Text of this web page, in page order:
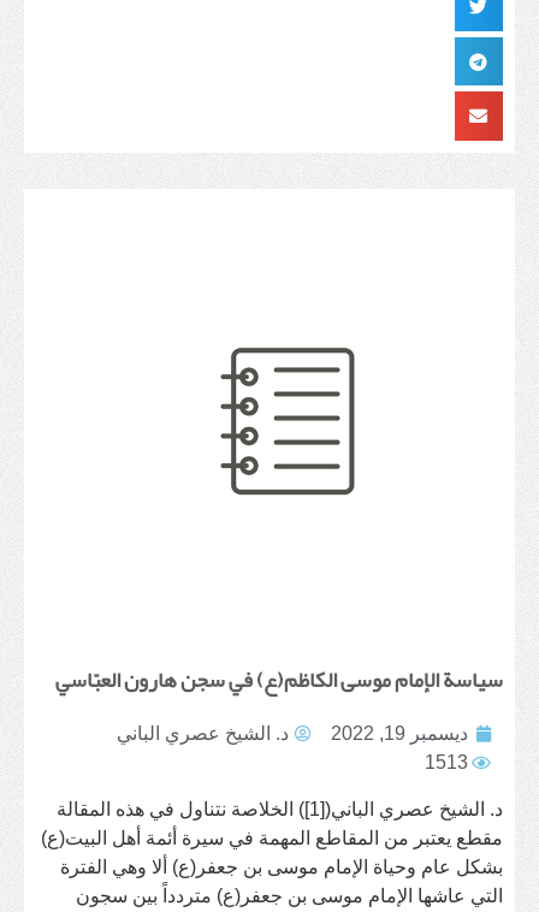
سياسة الإمام موسى الكاظم(ع) في سجن هارون العبّاسي
ديسمبر 19, 2022
د. الشيخ عصري الباني
1513
د. الشيخ عصري الباني([1]) الخلاصة نتناول في هذه المقالة
مقطع يعتبر من المقاطع المهمة في سيرة أئمة أهل البيت(ع)
بشكل عام وحياة الإمام موسى بن جعفر(ع) ألا وهي الفترة
التي عاشها الإمام موسى بن جعفر(ع) متردداً بين سجون